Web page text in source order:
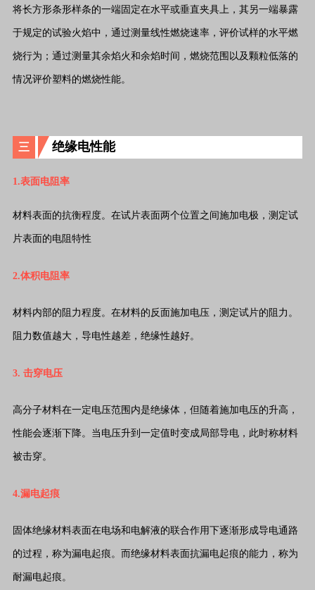
将长方形条形样条的一端固定在水平或垂直夹具上，其另一端暴露
于规定的试验火焰中，通过测量线性燃烧速率，评价试样的水平燃
烧行为；通过测量其余焰火和余焰时间，燃烧范围以及颗粒低落的
情况评价塑料的燃烧性能。
三 绝缘电性能
1.表面电阻率
材料表面的抗衡程度。在试片表面两个位置之间施加电极，测定试
片表面的电阻特性
2.体积电阻率
材料内部的阻力程度。在材料的反面施加电压，测定试片的阻力。
阻力数值越大，导电性越差，绝缘性越好。
3. 击穿电压
高分子材料在一定电压范围内是绝缘体，但随着施加电压的升高，
性能会逐渐下降。当电压升到一定值时变成局部导电，此时称材料
被击穿。
4.漏电起痕
固体绝缘材料表面在电场和电解液的联合作用下逐渐形成导电通路
的过程，称为漏电起痕。而绝缘材料表面抗漏电起痕的能力，称为
耐漏电起痕。